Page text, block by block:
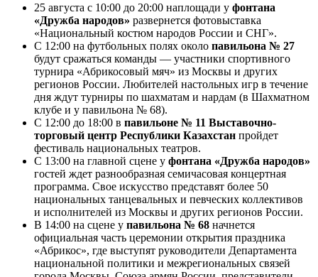
25 августа с 10:00 до 20:00 наплощади у фонтана
«Дружба народов» развернется фотовыставка
«Национальный костюм народов России и СНГ».
С 12:00 на футбольных полях около павильона № 27
будут сражаться команды — участники спортивного
турнира «Абрикосовый мяч» из Москвы и других
регионов России. Любителей настольных игр в течение
дня ждут турниры по шахматам и нардам (в Шахматном
клубе и у павильона № 68).
С 12:00 до 18:00 в павильоне № 11 Выставочно-
торговый центр Республики Казахстан пройдет
фестиваль национальных театров.
С 13:00 на главной сцене у фонтана «Дружба народов»
гостей ждет разнообразная семичасовая концертная
программа. Свое искусство представят более 50
национальных танцевальных и певческих коллективов
и исполнителей из Москвы и других регионов России.
В 14:00 на сцене у павильона № 68 начнется
официальная часть церемонии открытия праздника
«Абрикос», где выступят руководители Департамента
национальной политики и межрегиональных связей